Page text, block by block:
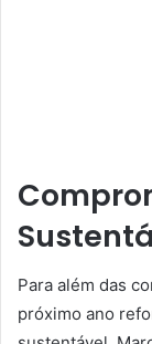
Para além das
próximo ano